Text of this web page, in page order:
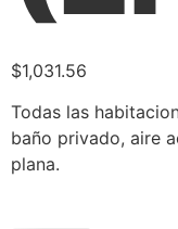
$1,031.56
Todas las
baño privado, aire
plana.